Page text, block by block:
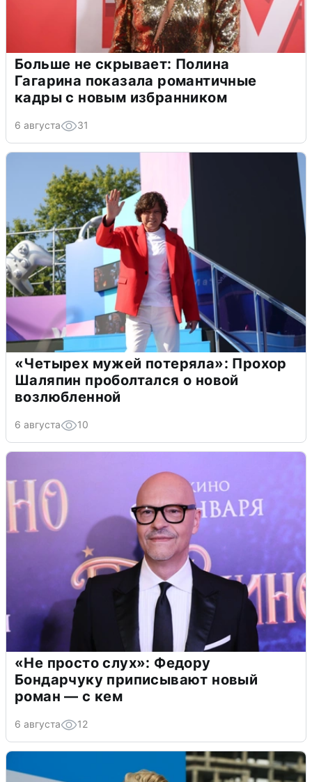
Больше не скрывает: Полина
Гагарина показала романтичные
кадры с новым избранником
6 августа 31
«Четырех мужей потеряла»: Прохор
Шаляпин проболтался о новой
возлюбленной
6 августа 10
«Не просто слух»: Федору
Бондарчуку приписывают новый
роман — с кем
6 августа 12